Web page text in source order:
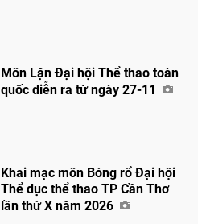
Chia sẻ
Môn Lặn Đại hội Thể thao toàn
quốc diễn ra từ ngày 27-11
Khai mạc môn Bóng rổ Đại hội
Thể dục thể thao TP Cần Thơ
lần thứ X năm 2026